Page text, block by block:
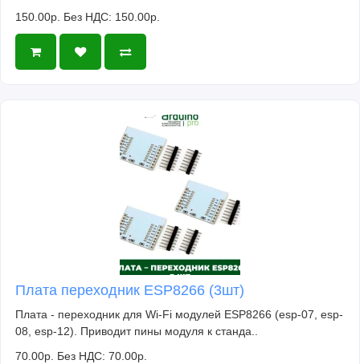
150.00р. Без НДС: 150.00р.
Плата переходник ESP8266 (3шт)
Плата - переходник для Wi-Fi модулей ESP8266 (esp-07, esp-
08, esp-12). Приводит пины модуля к станда..
70.00р. Без НДС: 70.00р.